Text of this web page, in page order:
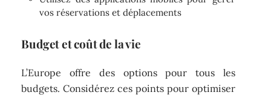
vos réservations et déplacements
Budget et coût de la vie
L’Europe offre des options pour tous les
budgets. Considérez ces points pour optimiser